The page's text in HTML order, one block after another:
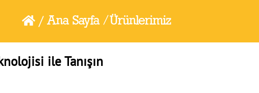
/ Ana Sayfa /Ürünlerimiz
ile Tanışın